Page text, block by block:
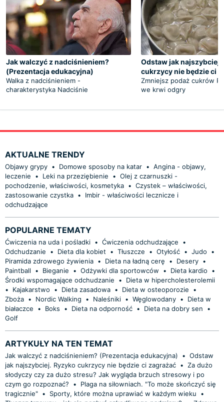
Jak walczyć z nadciśnieniem?
(Prezentacja edukacyjna)
Walka z nadciśnieniem -
charakterystyka Nadciśnie
Odstaw jak najszybciej.
cukrzycy nie będzie ci
Zmniejsz podaż cukrów
we krwi odgry
AKTUALNE TRENDY
Objawy grypy • Domowe sposoby na katar • Angina - objawy,
leczenie
• Leki na przeziębienie • Olej z czarnuszki -
pochodzenie, właściwości, kosmetyka • Czystek – właściwości,
zastosowanie czystka •
Imbir - właściwości lecznicze i
odchudzające
POPULARNE TEMATY
Ćwiczenia na uda i pośladki • Ćwiczenia odchudzające
•
Odchudzanie
• Dieta dla kobiet • Tłuszcze • Otyłość • Judo
•
Piramida zdrowego żywienia • Dieta na ładną cerę • Desery •
Paintball
• Bieganie • Odżywki dla sportowców • Dieta kardio
•
Środki wspomagające odchudzanie
•
Dieta w hipercholesterolemii
•
Kajakarstwo • Dieta zasadowa • Dieta w osteoporozie
•
Zboża • Nordic Walking • Naleśniki • Węglowodany •
Dieta w
białaczce
• Boks • Dieta na odporność • Dieta na dobry sen
•
Golf
ARTYKUŁY NA TEN TEMAT
Jak walczyć z nadciśnieniem? (Prezentacja edukacyjna) • Odstaw
jak najszybciej. Ryzyko cukrzycy nie będzie ci zagrażać • Za dużo
słodyczy czy za dużo stresu? Jak wygląda brzuch stresowy i po
czym go rozpoznać?
•
Plaga na siłowniach. "To może skończyć się
tragicznie" • Sporty, które można uprawiać w każdym wieku
•